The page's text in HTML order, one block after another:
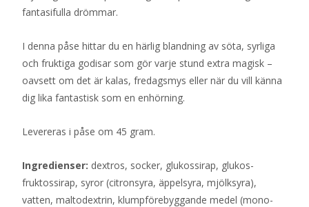
fantasifulla drömmar.
I denna påse hittar du en härlig blandning av söta, syrliga
och fruktiga godisar som gör varje stund extra magisk –
oavsett om det är kalas, fredagsmys eller när du vill känna
dig lika fantastisk som en enhörning.
Levereras i påse om 45 gram.
Ingredienser: dextros, socker, glukossirap, glukos-
fruktossirap, syror (citronsyra, äppelsyra, mjölksyra),
vatten, maltodextrin, klumpförebyggande medel (mono-